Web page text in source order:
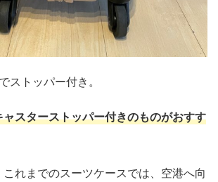
ストッパー付き。
スターストッパー付きのものがおすす
れまでのスーツケースでは、空港へ向